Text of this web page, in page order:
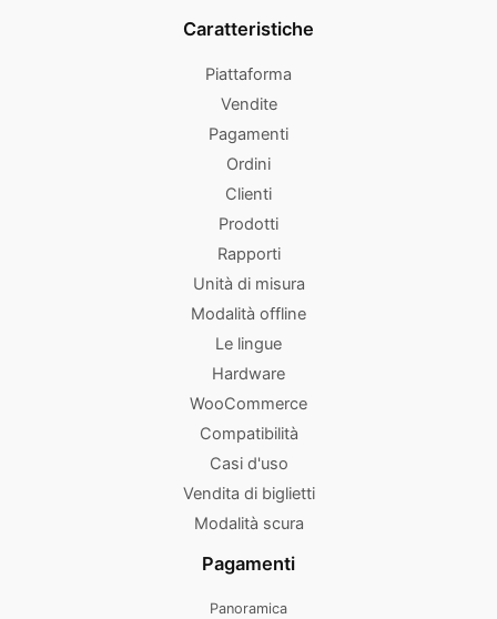
Caratteristiche
Piattaforma
Vendite
Pagamenti
Ordini
Clienti
Prodotti
Rapporti
Unità di misura
Modalità offline
Le lingue
Hardware
WooCommerce
Compatibilità
Casi d'uso
Vendita di biglietti
Modalità scura
Pagamenti
Panoramica